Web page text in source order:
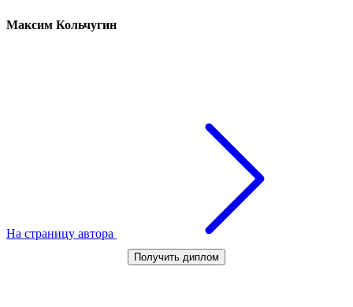
Максим Кольчугин
На страницу автора
Получить диплом